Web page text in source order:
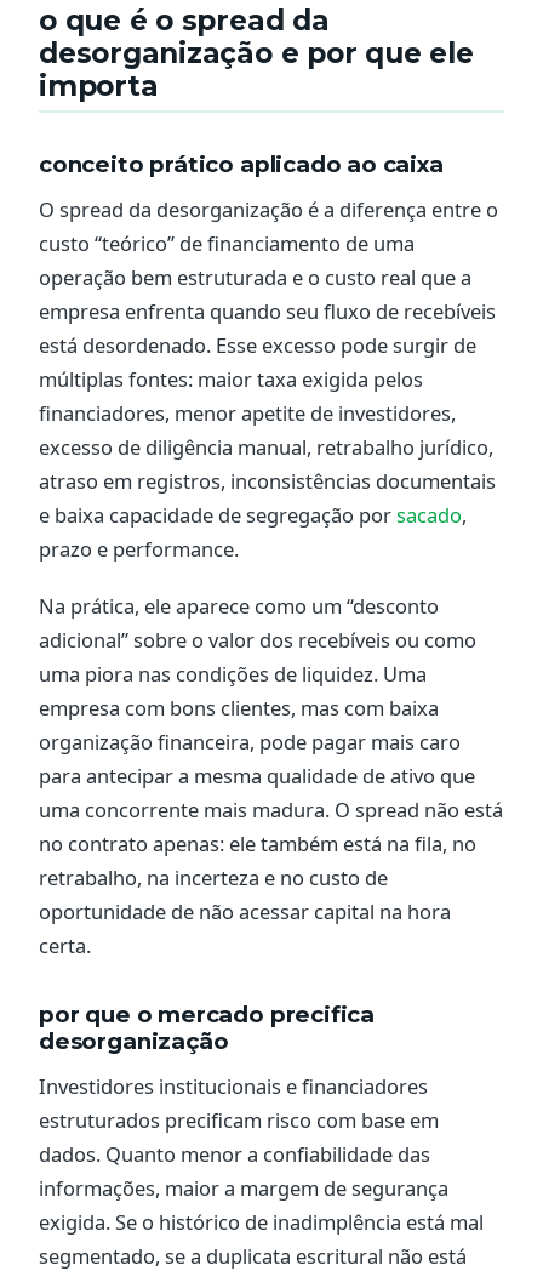
o que é o spread da
desorganização e por que ele
importa
conceito prático aplicado ao caixa
O spread da desorganização é a diferença entre o
custo “teórico” de financiamento de uma
operação bem estruturada e o custo real que a
empresa enfrenta quando seu fluxo de recebíveis
está desordenado. Esse excesso pode surgir de
múltiplas fontes: maior taxa exigida pelos
financiadores, menor apetite de investidores,
excesso de diligência manual, retrabalho jurídico,
atraso em registros, inconsistências documentais
e baixa capacidade de segregação porsacado,
prazo e performance.
Na prática, ele aparece como um “desconto
adicional” sobre o valor dos recebíveis ou como
uma piora nas condições de liquidez. Uma
empresa com bons clientes, mas com baixa
organização financeira, pode pagar mais caro
para antecipar a mesma qualidade de ativo que
uma concorrente mais madura. O spread não está
no contrato apenas: ele também está na fila, no
retrabalho, na incerteza e no custo de
oportunidade de não acessar capital na hora
certa.
por que o mercado precifica
desorganização
Investidores institucionais e financiadores
estruturados precificam risco com base em
dados. Quanto menor a confiabilidade das
informações, maior a margem de segurança
exigida. Se o histórico de inadimplência está mal
segmentado, se a duplicata escritural não está